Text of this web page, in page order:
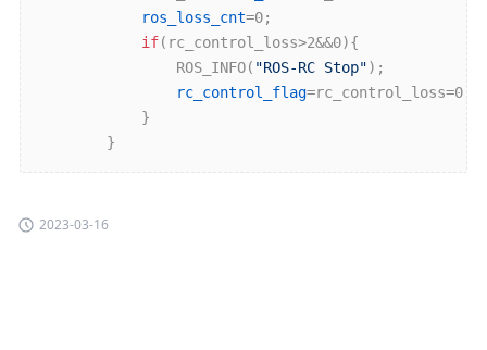
ros_loss_cnt=0;
if(rc_control_loss>2&&0){
				ROS_INFO(
"ROS-RC Stop");
rc_control_flag=rc_control_loss=0;
}
2023-03-16